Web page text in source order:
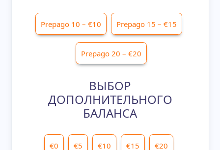
ВЫБОР
ДОПОЛНИТЕЛЬНОГО
БАЛАНСА